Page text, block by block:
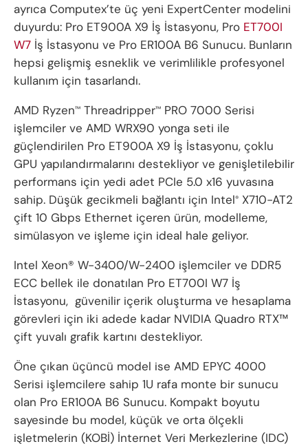
ayrıca Computex’te üç yeni ExpertCenter modelini
duyurdu: Pro ET900A X9 İş İstasyonu, Pro ET700I
W7 İş İstasyonu ve Pro ER100A B6 Sunucu. Bunların
hepsi gelişmiş esneklik ve verimlilikle profesyonel
kullanım için tasarlandı.
AMD Ryzen™ Threadripper™ PRO 7000 Serisi
işlemciler ve AMD WRX90 yonga seti ile
güçlendirilen Pro ET900A X9 İş İstasyonu, çoklu
GPU yapılandırmalarını destekliyor ve genişletilebilir
performans için yedi adet PCIe 5.0 x16 yuvasına
sahip. Düşük gecikmeli bağlantı için Intel® X710-AT2
çift 10 Gbps Ethernet içeren ürün, modelleme,
simülasyon ve işleme için ideal hale geliyor.
Intel Xeon® W-3400/W-2400 işlemciler ve DDR5
ECC bellek ile donatılan Pro ET700I W7 İş
İstasyonu, güvenilir içerik oluşturma ve hesaplama
görevleri için iki adede kadar NVIDIA Quadro RTX™
çift yuvalı grafik kartını destekliyor.
Öne çıkan üçüncü model ise AMD EPYC 4000
Serisi işlemcilere sahip 1U rafa monte bir sunucu
olan Pro ER100A B6 Sunucu. Kompakt boyutu
sayesinde bu model, küçük ve orta ölçekli
işletmelerin (KOBİ) İnternet Veri Merkezlerine (IDC)